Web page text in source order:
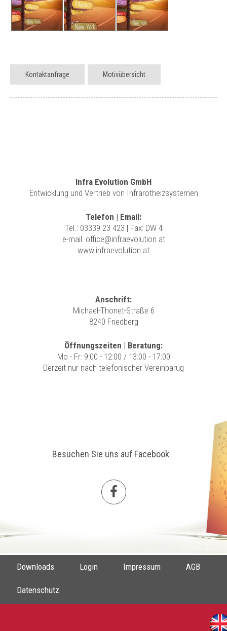
Kontaktanfrage Motivübersicht
Infra Evolution GmbH
Entwicklung und Vertrieb von Infrarotheizsystemen
Telefon | Email:
Tel.: 03339 23 423 | Fax: DW 4
e-mail: office@infraevolution.at
www.infraevolution.at
Anschrift:
Michael-Thonet-Straße 6
8240 Friedberg
Öffnungszeiten | Beratung:
Mo - Fr: 9:00 - 12:00 / 13:00 - 17:00
Derzeit nur nach telefonischer Vereinbarug
Besuchen Sie uns auf Facebook
Downloads Login Impressum AGB
Datenschutz